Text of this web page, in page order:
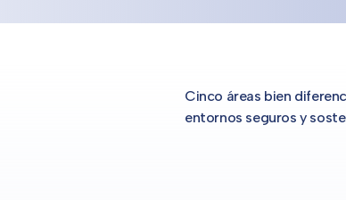
Cinco áreas bien
entornos seguros y